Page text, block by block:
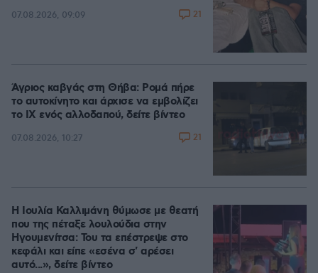
07.08.2026, 09:09 21
Άγριος καβγάς στη Θήβα: Ρομά πήρε
το αυτοκίνητο και άρχισε να εμβολίζει
το ΙΧ ενός αλλοδαπού, δείτε βίντεο
07.08.2026, 10:27 21
Η Ιουλία Καλλιμάνη θύμωσε με θεατή
που της πέταξε λουλούδια στην
Ηγουμενίτσα: Του τα επέστρεψε στο
κεφάλι και είπε «εσένα σ' αρέσει
αυτό...», δείτε βίντεο